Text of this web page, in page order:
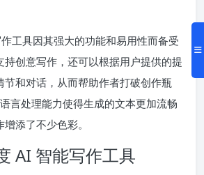
工具因其强大的功能和易用性而备受
持创意写作，还可以根据用户提供的提
节和对话，从而帮助作者打破创作瓶
言处理能力使得生成的文本更加流畅
添了不少色彩。
AI 智能写作工具